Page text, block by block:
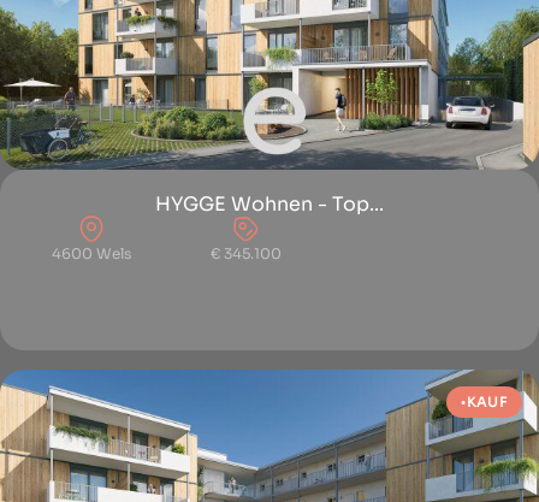
HYGGE Wohnen - Top...
4600 Wels € 345.100
KAUF